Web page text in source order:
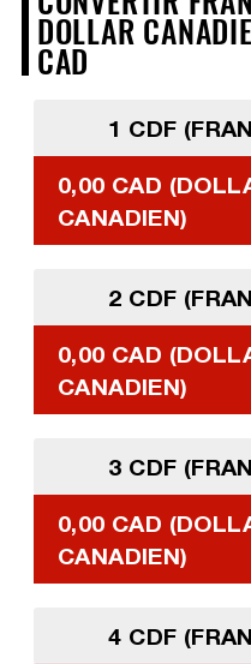
DOLLAR
CAD
1 CDF
0,00 CAD
CANADIEN)
2 CDF
0,00 CAD
CANADIEN)
3 CDF
0,00 CAD
CANADIEN)
4 CDF